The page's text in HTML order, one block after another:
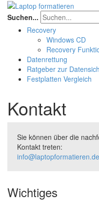
Suchen...
Recovery
Windows CD
Recovery
Datenrettung
Ratgeber zur
Festplatten Vergleich
Kontakt
Sie können über die
Kontakt treten:
info@laptopformatieren.de
Wichtiges